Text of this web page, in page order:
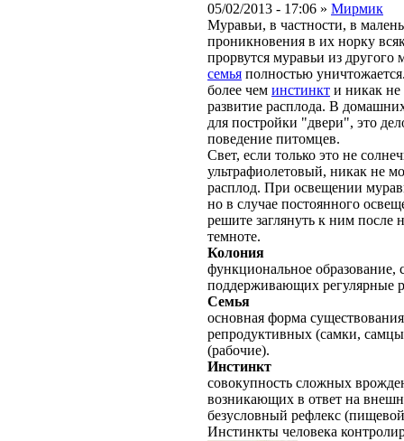
05/02/2013 - 17:06 » Мирмик
Муравьи, в частности, в
проникновения в их норку
прорвутся муравьи из
семья полностью
более чем инстинкт и никак не
развитие расплода. В
для постройки "двери", это
поведение питомцев.
Свет, если только это не
ультрафиолетовый, никак не
расплод. При освещении
но в случае постоянного
решите заглянуть к ним после
темноте.
Колония
функциональное образование,
поддерживающих регулярные
Семья
основная форма
репродуктивных (самки,
(рабочие).
Инстинкт
совокупность сложных
возникающих в ответ на
безусловный рефлекс
Инстинкты человека